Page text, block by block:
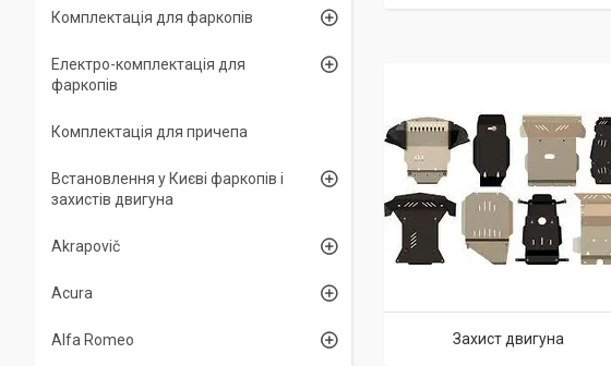
Захист двигуна
Комплектація для фаркопів
Електро-комплектація для
фаркопів
Комплектація для причепа
Встановлення у Києві фаркопів і
захистів двигуна
Akrapovič
Acura
Alfa Romeo